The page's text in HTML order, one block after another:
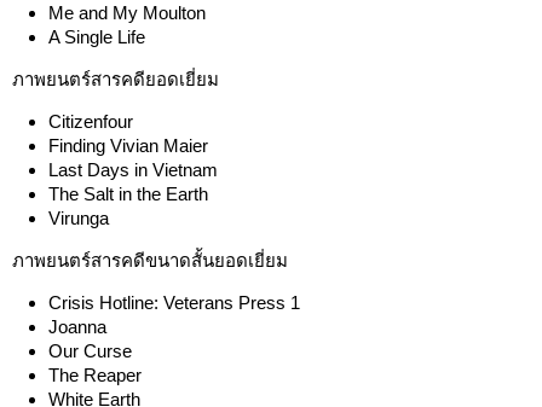
Me and My Moulton
A Single Life
ภาพยนตร์สารคดียอดเยี่ยม
Citizenfour
Finding Vivian Maier
Last Days in Vietnam
The Salt in the Earth
Virunga
ภาพยนตร์สารคดีขนาดสั้นยอดเยี่ยม
Crisis Hotline: Veterans Press 1
Joanna
Our Curse
The Reaper
White Earth